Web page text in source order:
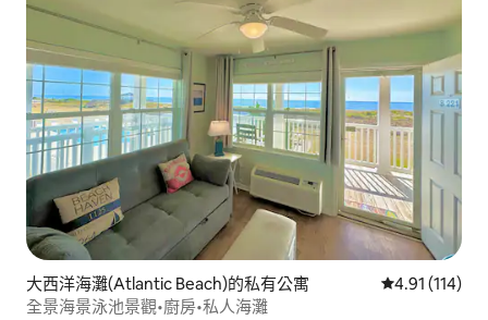
大西洋海灘(Atlantic Beach)的私有公寓 從 114 則評價
4.91 (114)
全景海景泳池景觀•廚房•私人海灘